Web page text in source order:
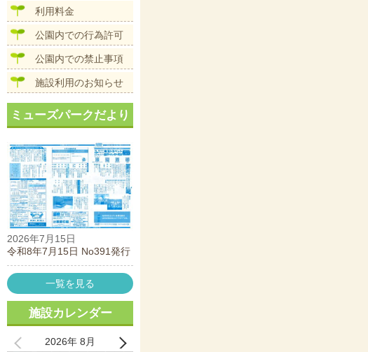
利用料金
公園内での行為許可
公園内での禁止事項
施設利用のお知らせ
ミューズパークだより
2026年7月15日
令和8年7月15日 No391発行
一覧を見る
施設カレンダー
2026年 8月